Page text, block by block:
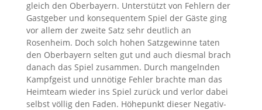
gleich den Oberbayern. Unterstützt von Fehlern der
Gastgeber und konsequentem Spiel der Gäste ging
vor allem der zweite Satz sehr deutlich an
Rosenheim. Doch solch hohen Satzgewinne taten
den Oberbayern selten gut und auch diesmal brach
danach das Spiel zusammen. Durch mangelnden
Kampfgeist und unnötige Fehler brachte man das
Heimteam wieder ins Spiel zurück und verlor dabei
selbst völlig den Faden. Höhepunkt dieser Negativ-